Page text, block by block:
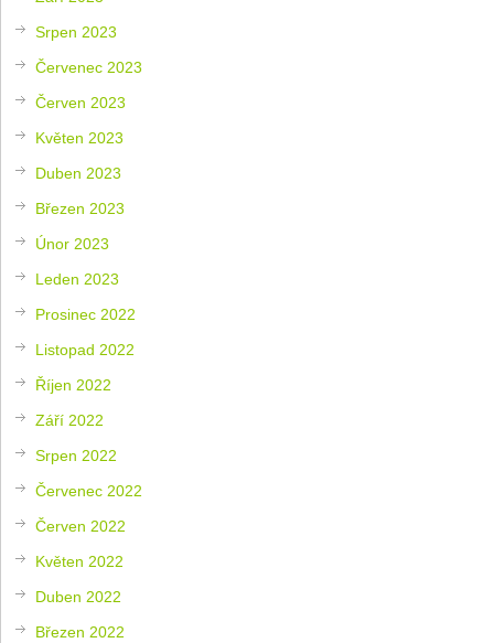
Srpen 2023
Červenec 2023
Červen 2023
Květen 2023
Duben 2023
Březen 2023
Únor 2023
Leden 2023
Prosinec 2022
Listopad 2022
Říjen 2022
Září 2022
Srpen 2022
Červenec 2022
Červen 2022
Květen 2022
Duben 2022
Březen 2022